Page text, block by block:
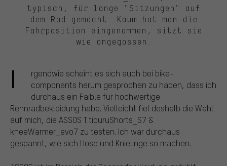
typisch, für lange "Sitzungen" auf
dem Rad gemacht. Kaum hat man die
Fahrposition eingenommen, sitzt sie
wie angegossen.
I
rgendwie scheint es sich auch bei bike-
components herum gesprochen zu haben, dass ich
durchaus ein Faible für hochwertige
Rennradbekleidung habe. Vielleicht fiel deshalb die Wahl
auf mich, die ASSOS T.tiburuShorts_S7 &
kneeWarmer_evo7 zu testen. Ich war durchaus
gespannt, wie sich Hose und Knielinge so machen.